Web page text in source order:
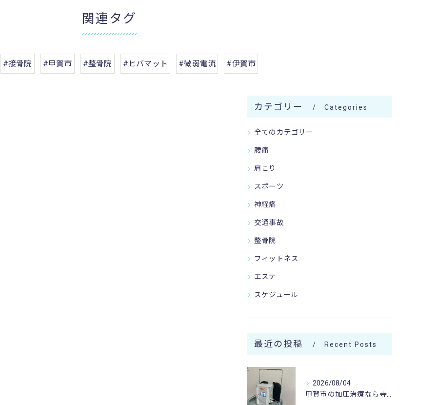
関連タグ
#接骨院 #甲賀市 #整骨院 #ヒバマット #微弱電流 #伊賀市
カテゴリー Categories
全てのカテゴリー
腰痛
肩こり
スポーツ
神経痛
交通事故
整骨院
フィットネス
エステ
スケジュール
最近の投稿 Recent Posts
2026/08/04
甲賀市の加圧治療なら寺庄整骨院へ🚴🏻‍♂️